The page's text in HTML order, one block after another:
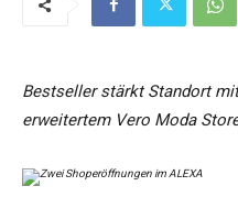
Bestseller stärkt Standort
erweitertem Vero Moda